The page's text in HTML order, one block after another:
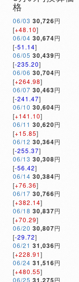
格
06/03 30,726円
[+48.10]
06/04 30,674円
[-51.14]
06/05 30,439円
[-235.20]
06/06 30,704円
[+264.98]
06/07 30,463円
[-241.47]
06/10 30,604円
[+141.10]
06/11 30,620円
[+15.85]
06/12 30,364円
[-255.37]
06/13 30,308円
[-56.42]
06/14 30,384円
[+76.36]
06/17 30,766円
[+382.14]
06/18 30,837円
[+70.29]
06/20 30,807円
[-29.72]
06/21 31,036円
[+228.91]
06/24 31,516円
[+480.55]
06/25 31,275円